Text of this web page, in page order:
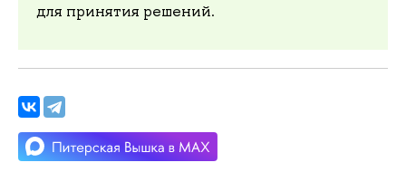
для принятия решений.